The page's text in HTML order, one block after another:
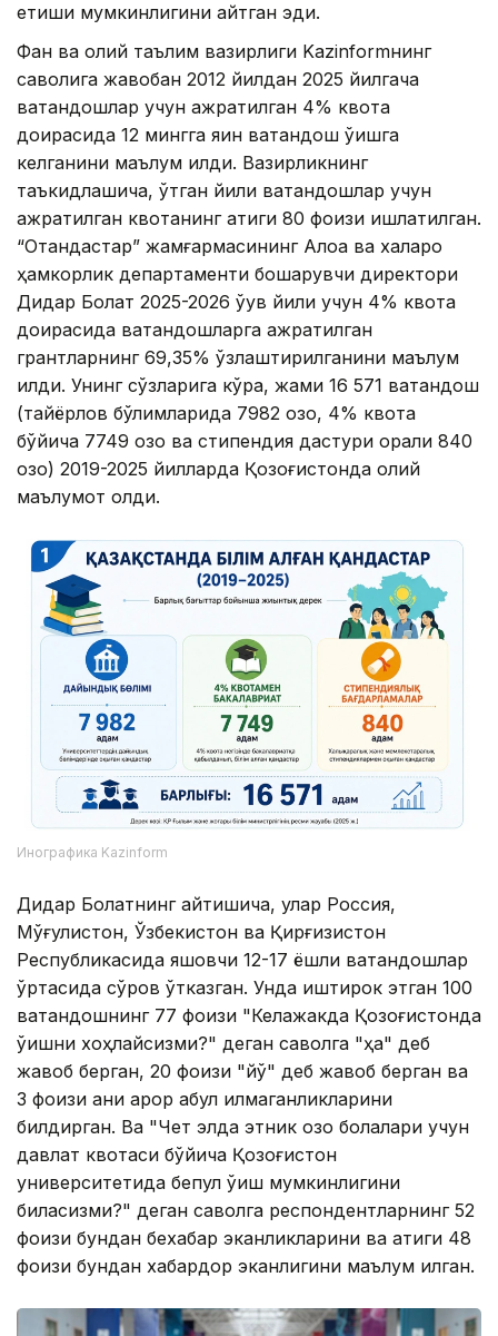
етиши мумкинлигини айтган эди.
Фан ва олий таълим вазирлиги Kazinformнинг
саволига жавобан 2012 йилдан 2025 йилгача
ватандошлар учун ажратилган 4% квота
доирасида 12 мингга яқин ватандош ўқишга
келганини маълум қилди. Вазирликнинг
таъкидлашича, ўтган йили ватандошлар учун
ажратилган квотанинг атиги 80 фоизи ишлатилган.
“Отандастар” жамғармасининг Алоқа ва халқаро
ҳамкорлик департаменти бошқарувчи директори
Дидар Болат 2025-2026 ўқув йили учун 4% квота
доирасида ватандошларга ажратилган
грантларнинг 69,35% ўзлаштирилганини маълум
қилди. Унинг сўзларига кўра, жами 16 571 ватандош
(тайёрлов бўлимларида 7982 қозоқ, 4% квота
бўйича 7749 қозоқ ва стипендия дастури орқали 840
қозоқ) 2019-2025 йилларда Қозоғистонда олий
маълумот олди.
Инографика Kazinform
Дидар Болатнинг айтишича, улар Россия,
Мўғулистон, Ўзбекистон ва Қирғизистон
Республикасида яшовчи 12-17 ёшли ватандошлар
ўртасида сўров ўтказган. Унда иштирок этган 100
ватандошнинг 77 фоизи "Келажакда Қозоғистонда
ўқишни хоҳлайсизми?" деган саволга "ҳа" деб
жавоб берган, 20 фоизи "йўқ" деб жавоб берган ва
3 фоизи аниқ қарор қабул қилмаганликларини
билдирган. Ва "Чет элда этник қозоқ болалари учун
давлат квотаси бўйича Қозоғистон
университетида бепул ўқиш мумкинлигини
биласизми?" деган саволга респондентларнинг 52
фоизи бундан бехабар эканликларини ва атиги 48
фоизи бундан хабардор эканлигини маълум қилган.